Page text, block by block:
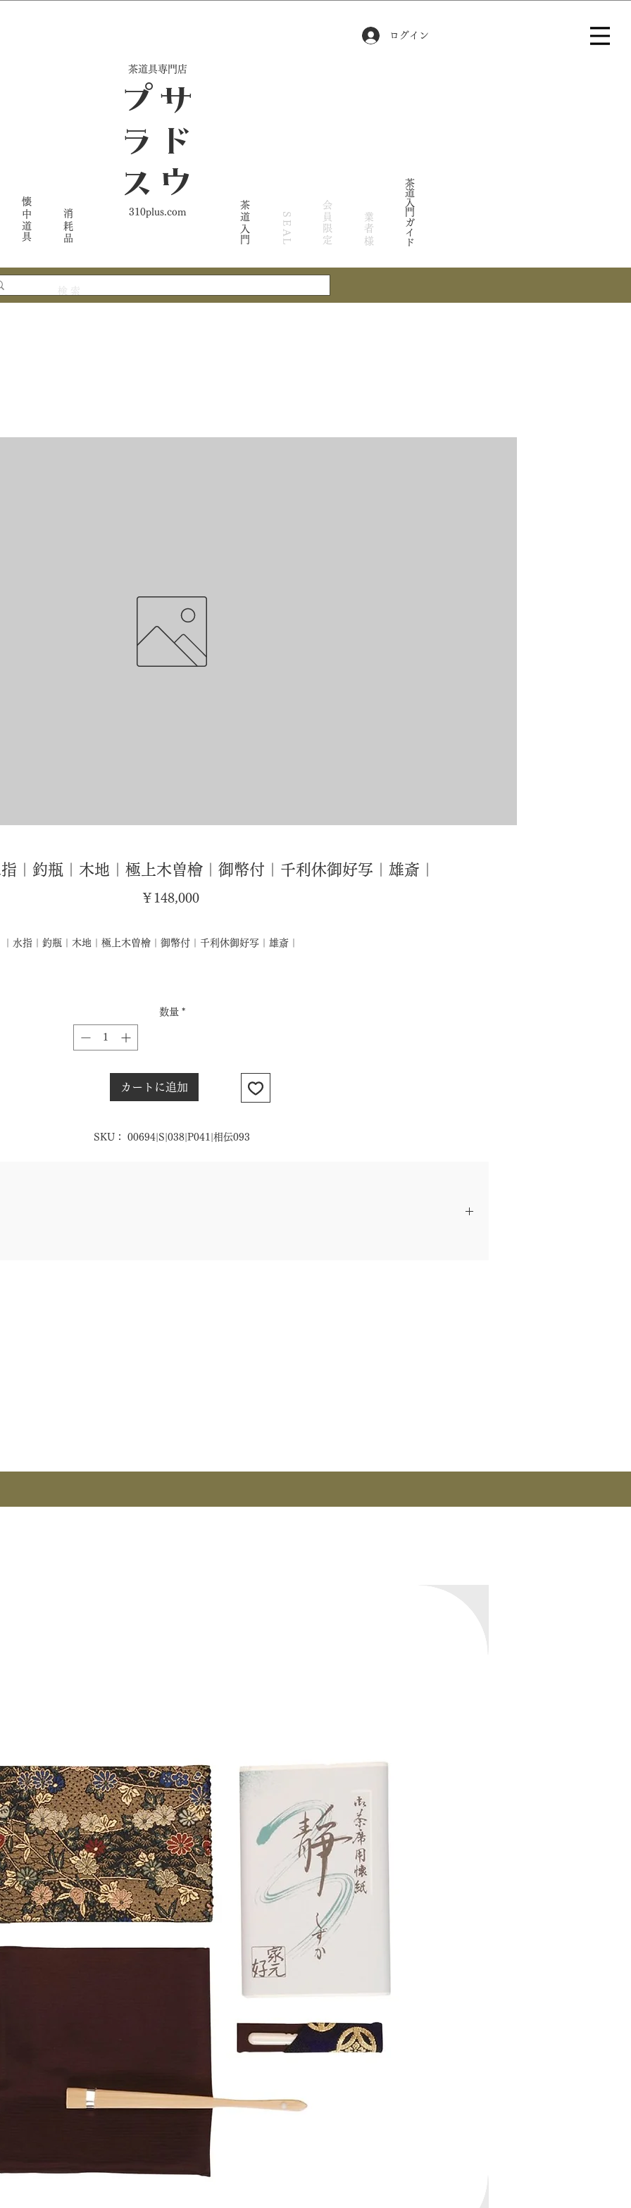
ログイン
​茶道具専門店
懐中道具 消耗品
サ
ド
ウ
プ
ラ
ス
310plus.com 茶道入門 SEAL 会員限定 業者様 茶道入門ガイド
指｜釣瓶｜木地｜極上木曽檜｜御幣付｜千利休御好写｜雄斎｜
￥148,000価
｜水指｜釣瓶｜木地｜極上木曽檜｜御幣付｜千利休御好写｜雄斎｜
数量 *
カートに追加
SKU： 00694|S|038|P041|相伝093